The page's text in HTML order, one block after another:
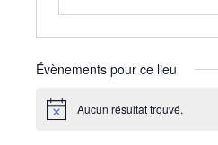
Évènements pour ce lieu
Notice Aucun résultat trouvé.